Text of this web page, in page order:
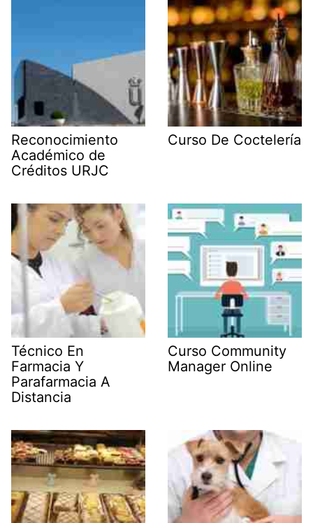
Reconocimiento
Académico de
Créditos URJC
Curso De Coctelería
Técnico En
Farmacia Y
Parafarmacia A
Distancia
Curso Community
Manager Online